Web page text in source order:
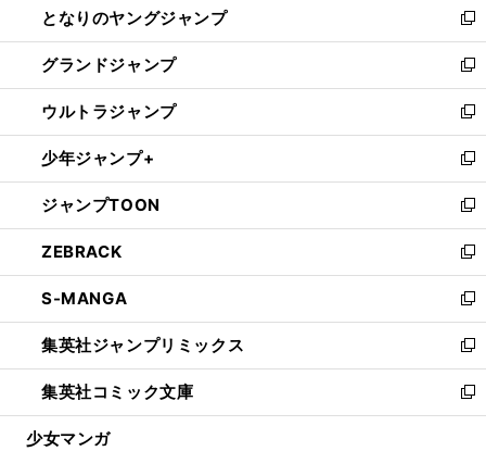
く
ド
ウ
で
開
く
ィ
ン
ド
ウ
で
開
く
い
ウ
ィ
ン
ド
ウ
で
開
く
となりのヤングジャンプ
新
し
い
ウ
ィ
ン
ド
ウ
で
開
く
グランドジャンプ
新
し
い
ウ
ィ
ン
ド
ウ
で
開
く
ウルトラジャンプ
新
し
い
ウ
ィ
ン
ド
ウ
で
開
く
少年ジャンプ+
新
し
い
ウ
ィ
ン
ド
ウ
で
開
く
ジャンプTOON
新
し
い
ウ
ィ
ン
ド
ウ
で
開
ZEBRACK
新
し
い
ウ
ィ
ン
ド
ウ
S-MANGA
新
し
い
ウ
ィ
ン
集英社ジャンプリミックス
新
し
い
ウ
集英社コミック文庫
新
し
少女マンガ